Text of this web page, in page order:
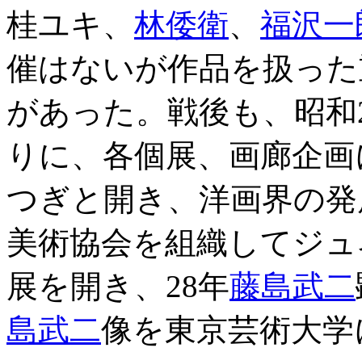
桂ユキ、 林倭衛、 福沢一
催はないが作品を扱っ
があった。戦後も、昭
りに、各個展、画廊企
つぎと開き、洋画界の
美術協会を組織してジ
展を開き、28年藤島武二
島武二像を東京芸術大